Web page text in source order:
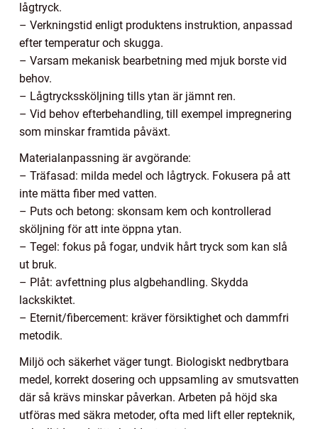
lågtryck.
– Verkningstid enligt produktens instruktion, anpassad
efter temperatur och skugga.
– Varsam mekanisk bearbetning med mjuk borste vid
behov.
– Lågtryckssköljning tills ytan är jämnt ren.
– Vid behov efterbehandling, till exempel impregnering
som minskar framtida påväxt.
Materialanpassning är avgörande:
– Träfasad: milda medel och lågtryck. Fokusera på att
inte mätta fiber med vatten.
– Puts och betong: skonsam kem och kontrollerad
sköljning för att inte öppna ytan.
– Tegel: fokus på fogar, undvik hårt tryck som kan slå
ut bruk.
– Plåt: avfettning plus algbehandling. Skydda
lackskiktet.
– Eternit/fibercement: kräver försiktighet och dammfri
metodik.
Miljö och säkerhet väger tungt. Biologiskt nedbrytbara
medel, korrekt dosering och uppsamling av smutsvatten
där så krävs minskar påverkan. Arbeten på höjd ska
utföras med säkra metoder, ofta med lift eller repteknik,